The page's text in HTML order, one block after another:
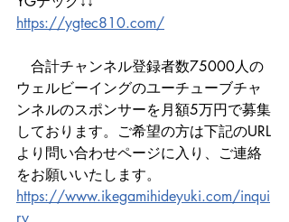
https://ygtec810.com/
合計チャンネル登録者数75000人の
ウェルビーイングのユーチューブチャ
ンネルのスポンサーを月額5万円で募集
しております。ご希望の方は下記のURL
より問い合わせページに入り、ご連絡
をお願いいたします。
https://www.ikegamihideyuki.com/inqui
ry